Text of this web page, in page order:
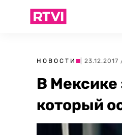
НОВОСТИ |
В Мексике
который